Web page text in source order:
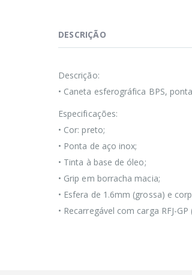
DESCRIÇÃO
Descrição:
• Caneta esferográfica BPS,
Especificações:
• Cor: preto;
• Ponta de aço inox;
• Tinta à base de óleo;
• Grip em borracha macia;
• Esfera de 1.6mm (grossa) e
• Recarregável com carga RFJ-